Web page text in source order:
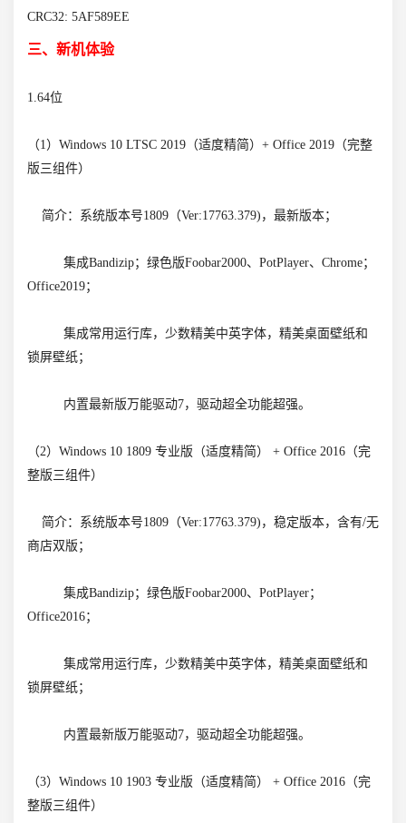
CRC32: 5AF589EE
三、新机体验
1.64位
（1）Windows 10 LTSC 2019（适度精简）+ Office 2019（完整
版三组件）
简介：系统版本号1809（Ver:17763.379)，最新版本；
集成Bandizip；绿色版Foobar2000、PotPlayer、Chrome；
Office2019；
集成常用运行库，少数精美中英字体，精美桌面壁纸和
锁屏壁纸；
内置最新版万能驱动7，驱动超全功能超强。
（2）Windows 10 1809 专业版（适度精简） + Office 2016（完
整版三组件）
简介：系统版本号1809（Ver:17763.379)，稳定版本，含有/无
商店双版；
集成Bandizip；绿色版Foobar2000、PotPlayer；
Office2016；
集成常用运行库，少数精美中英字体，精美桌面壁纸和
锁屏壁纸；
内置最新版万能驱动7，驱动超全功能超强。
（3）Windows 10 1903 专业版（适度精简） + Office 2016（完
整版三组件）